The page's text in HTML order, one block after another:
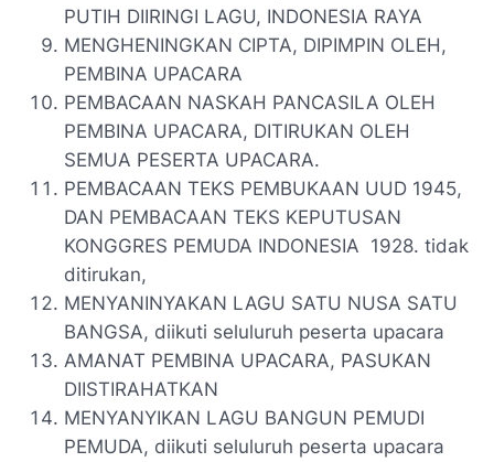
PUTIH DIIRINGI LAGU, INDONESIA RAYA
MENGHENINGKAN CIPTA, DIPIMPIN OLEH,
PEMBINA UPACARA
PEMBACAAN NASKAH PANCASILA OLEH
PEMBINA UPACARA, DITIRUKAN OLEH
SEMUA PESERTA UPACARA.
PEMBACAAN TEKS PEMBUKAAN UUD 1945,
DAN PEMBACAAN TEKS KEPUTUSAN
KONGGRES PEMUDA INDONESIA 1928. tidak
ditirukan,
MENYANINYAKAN LAGU SATU NUSA SATU
BANGSA, diikuti seluluruh peserta upacara
AMANAT PEMBINA UPACARA, PASUKAN
DIISTIRAHATKAN
MENYANYIKAN LAGU BANGUN PEMUDI
PEMUDA, diikuti seluluruh peserta upacara